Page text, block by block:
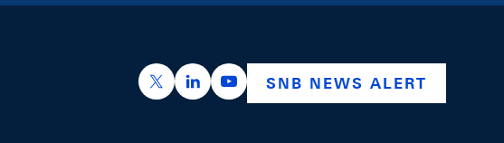
https://x.com/snb_bns
https://ch.linkedin.com/company/swiss-
https://www.youtube.com/
SNB NEWS ALERT